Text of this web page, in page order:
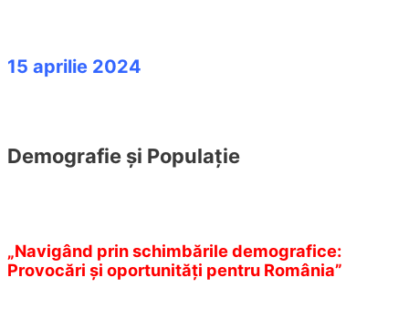
15 aprilie 2024
Demografie și Populație
„Navigând prin schimbările demografice:
Provocări și oportunități pentru România”